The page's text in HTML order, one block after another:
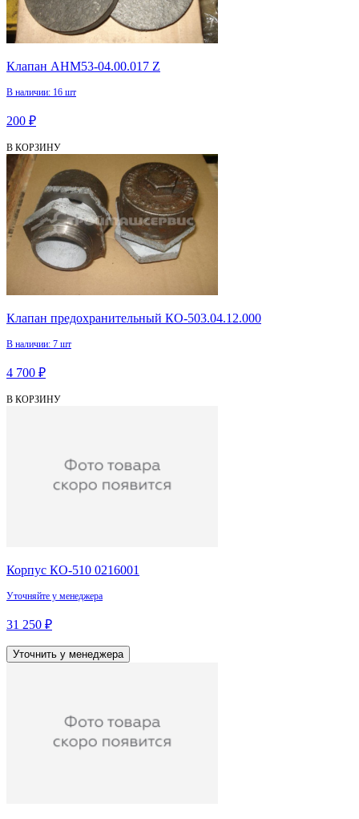
Клапан АНМ53-04.00.017 Z
В наличии: 16 шт
200 ₽
В КОРЗИНУ
Клапан предохранительный КО-503.04.12.000
В наличии: 7 шт
4 700 ₽
В КОРЗИНУ
Корпус КО-510 0216001
Уточняйте у менеджера
31 250 ₽
Уточнить у менеджера